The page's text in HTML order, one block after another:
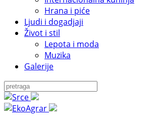
Hrana i piće
Ljudi i dogadjaji
Život i stil
Lepota i moda
Muzika
Galerije